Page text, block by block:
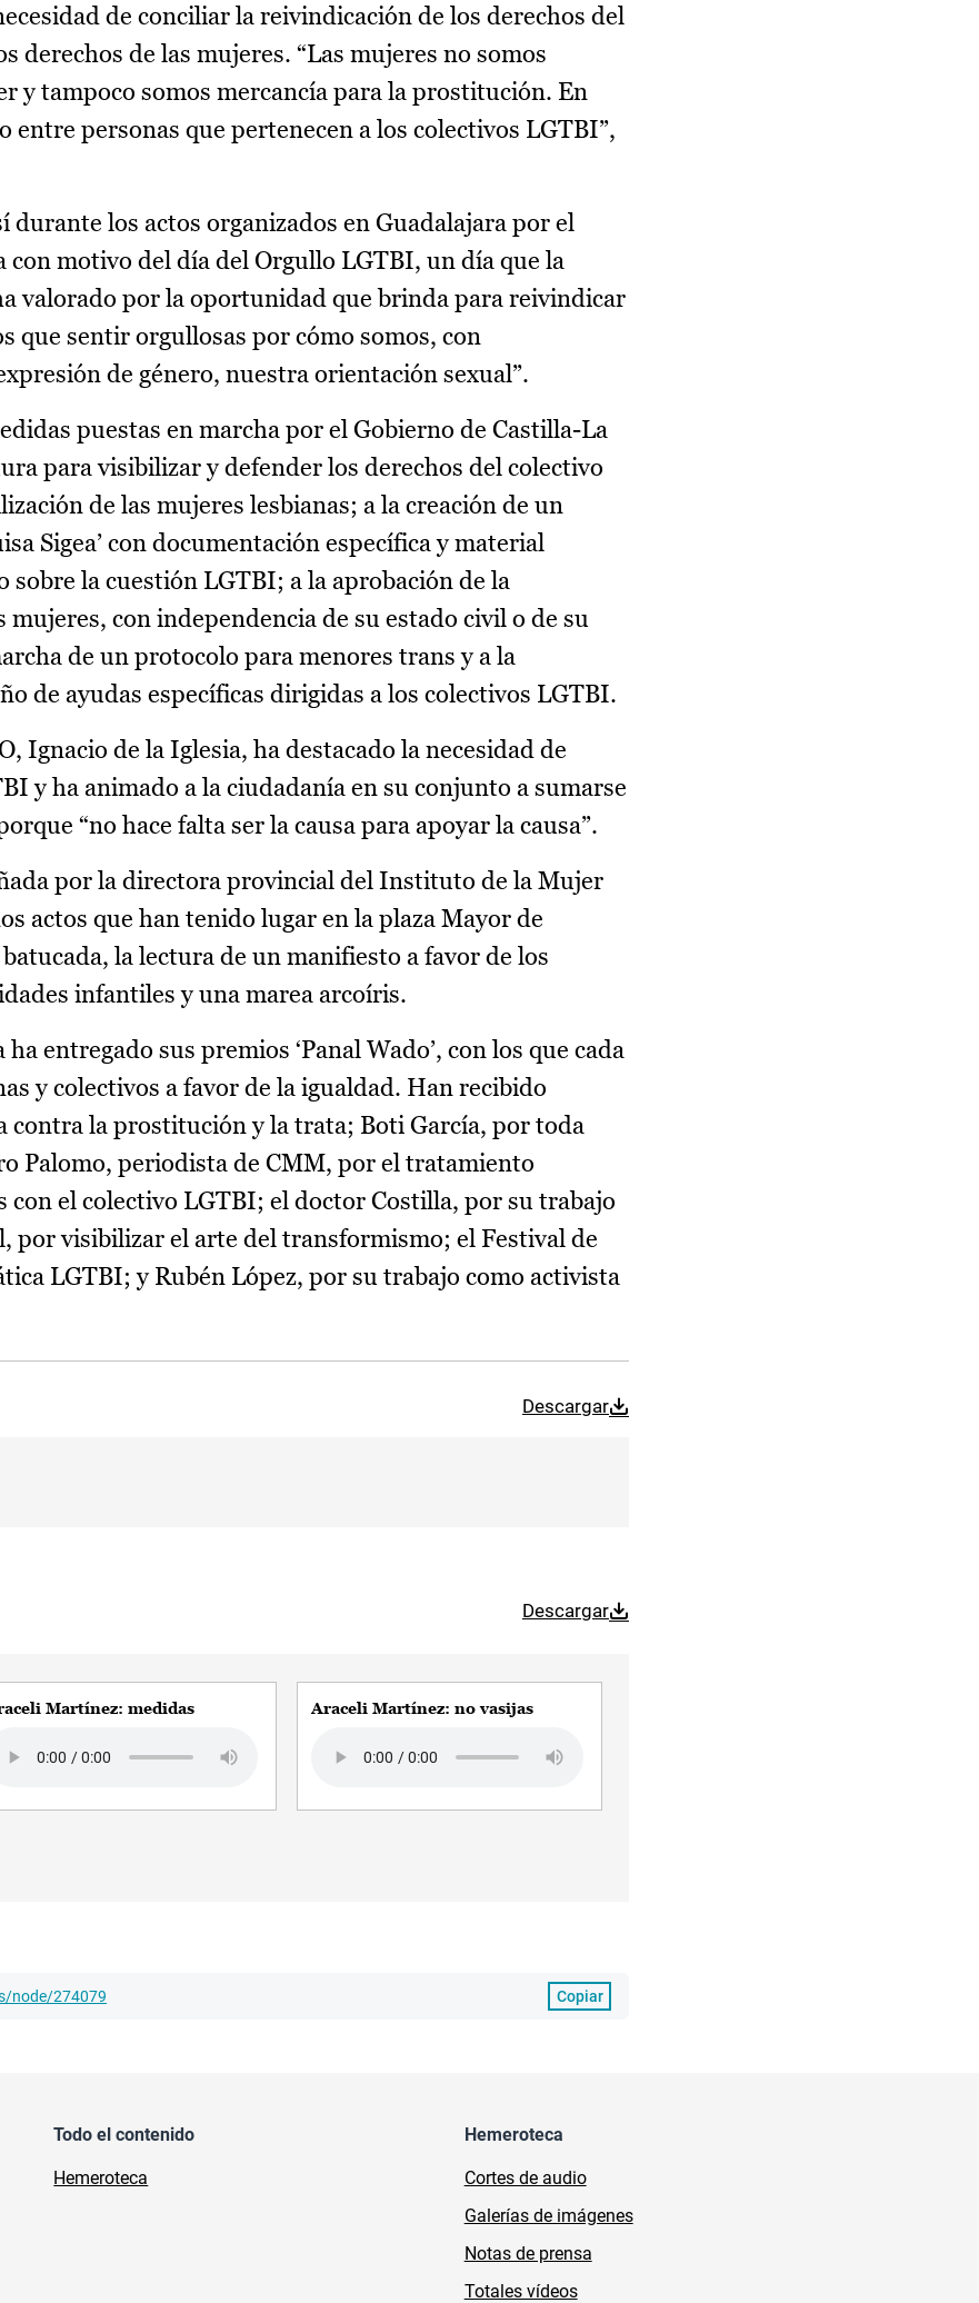
de conciliar la reivindicación de los derechos del
derechos de las mujeres. “Las mujeres no somos
y tampoco somos mercancía para la prostitución. En
entre personas que pertenecen a los colectivos LGTBI”,
durante los actos organizados en Guadalajara por el
con motivo del día del Orgullo LGTBI, un día que la
valorado por la oportunidad que brinda para reivindicar
que sentir orgullosas por cómo somos, con
de género, nuestra orientación sexual”.
puestas en marcha por el Gobierno de Castilla-La
para visibilizar y defender los derechos del colectivo
de las mujeres lesbianas; a la creación de un
Sigea’ con documentación específica y material
la cuestión LGTBI; a la aprobación de la
con independencia de su estado civil o de su
de un protocolo para menores trans y a la
de ayudas específicas dirigidas a los colectivos LGTBI.
Ignacio de la Iglesia, ha destacado la necesidad de
y ha animado a la ciudadanía en su conjunto a sumarse
“no hace falta ser la causa para apoyar la causa”.
por la directora provincial del Instituto de la Mujer
actos que han tenido lugar en la plaza Mayor de
la lectura de un manifiesto a favor de los
infantiles y una marea arcoíris.
entregado sus premios ‘Panal Wado’, con los que cada
y colectivos a favor de la igualdad. Han recibido
contra la prostitución y la trata; Boti García, por toda
Palomo, periodista de CMM, por el tratamiento
el colectivo LGTBI; el doctor Costilla, por su trabajo
por visibilizar el arte del transformismo; el Festival de
LGTBI; y Rubén López, por su trabajo como activista
Descargar
Descargar
Martínez: medidas Araceli Martínez: no vasijas
node/274079 Copiar
Todo el contenido
Hemeroteca
Hemeroteca
Cortes de audio
Galerías de imágenes
Notas de prensa
Totales vídeos